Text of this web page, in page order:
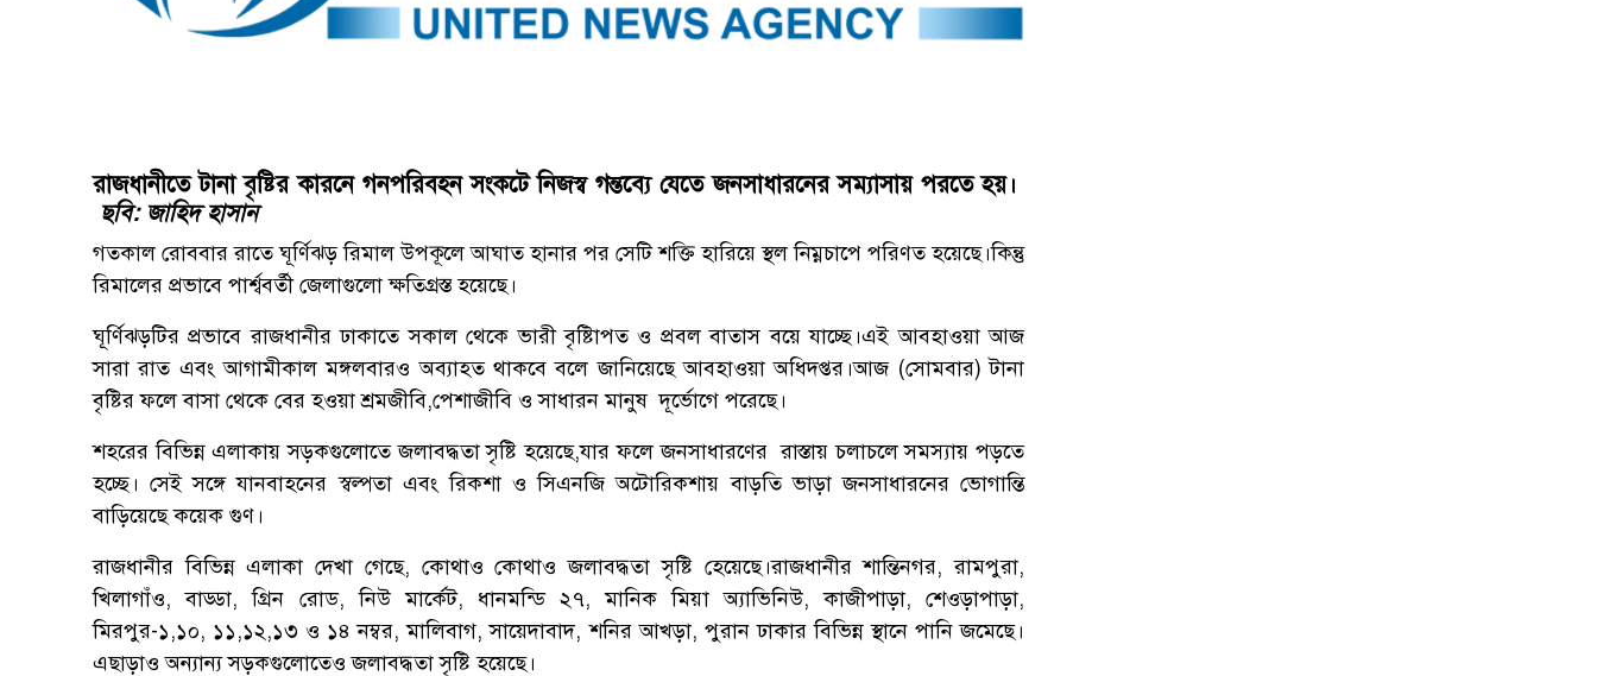
রাজধানীতে টানা বৃষ্টির কারনে গনপরিবহন সংকটে নিজস্ব গন্তব্যে যেতে জনসাধারনের সম্যাসায় পরতে হয়।
ছবি:জাহিদ হাসান
গতকাল রোববার রাতে ঘূর্ণিঝড় রিমাল উপকূলে আঘাত হানার পর সেটি শক্তি হারিয়ে স্থল নিম্নচাপে পরিণত হয়েছে।কিন্তু
রিমালের প্রভাবে পার্শ্ববর্তী জেলাগুলো ক্ষতিগ্রস্ত হয়েছে।
ঘূর্ণিঝড়টির প্রভাবে রাজধানীর ঢাকাতে সকাল থেকে ভারী বৃষ্টিাপত ও প্রবল বাতাস বয়ে যাচ্ছে।এই আবহাওয়া আজ
সারা রাত এবং আগামীকাল মঙ্গলবারও অব্যাহত থাকবে বলে জানিয়েছে আবহাওয়া অধিদপ্তর।আজ (সোমবার) টানা
বৃষ্টির ফলে বাসা থেকে বের হওয়া শ্রমজীবি,পেশাজীবি ও সাধারন মানুষ দূর্ভোগে পরেছে।
শহরের বিভিন্ন এলাকায় সড়কগুলোতে জলাবদ্ধতা সৃষ্টি হয়েছে,যার ফলে জনসাধারণের রাস্তায় চলাচলে সমস্যায় পড়তে
হচ্ছে।সেই সঙ্গে যানবাহনের স্বল্পতা এবং রিকশা ও সিএনজি অটোরিকশায় বাড়তি ভাড়া জনসাধারনের ভোগান্তি
বাড়িয়েছে কয়েক গুণ।
রাজধানীর বিভিন্ন এলাকা দেখা গেছে, কোথাও কোথাও জলাবদ্ধতা সৃষ্টি হেয়েছে।রাজধানীর শান্তিনগর, রামপুরা,
খিলাগাঁও, বাড্ডা, গ্রিন রোড, নিউ মার্কেট, ধানমন্ডি ২৭, মানিক মিয়া অ্যাভিনিউ, কাজীপাড়া, শেওড়াপাড়া,
মিরপুর-১,১০, ১১,১২,১৩ ও ১৪ নম্বর, মালিবাগ, সায়েদাবাদ, শনির আখড়া, পুরান ঢাকার বিভিন্ন স্থানে পানি জমেছে।
এছাড়াও অন্যান্য সড়কগুলোতেও জলাবদ্ধতা সৃষ্টি হয়েছে।